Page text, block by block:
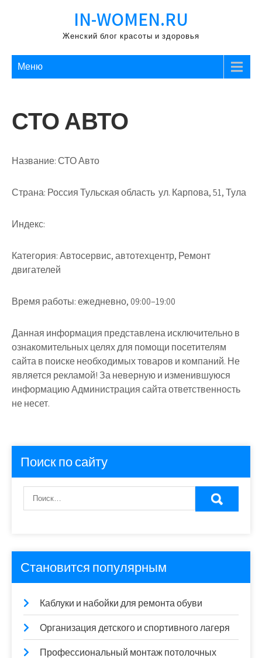
IN-WOMEN.RU
Женский блог красоты и здоровья
Меню
СТО АВТО
Название:СТО Авто
Страна: Россия Тульская область ул. Карпова, 51, Тула
Индекс:
Категория:Автосервис, автотехцентр, Ремонт
двигателей
Время работы:ежедневно, 09:00–19:00
Данная информация представлена исключительно в
ознакомительных целях для помощи посетителям
сайта в поиске необходимых товаров и компаний. Не
является рекламой! За неверную и изменившуюся
информацию Администрация сайта ответственность
не несет.
Поиск по сайту
Становится популярным
Каблуки и набойки для ремонта обуви
Организация детского и спортивного лагеря
Профессиональный монтаж потолочных